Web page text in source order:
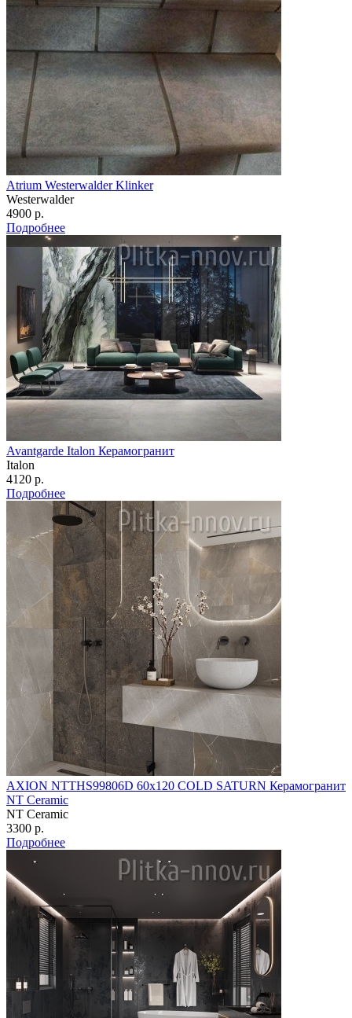
Atrium Westerwalder Klinker
Westerwalder
4900 р.
Подробнее
Avantgarde Italon Керамогранит
Italon
4120 р.
Подробнее
AXION NTTHS99806D 60х120 COLD SATURN Керамогранит
NT Ceramic
NT Ceramic
3300 р.
Подробнее